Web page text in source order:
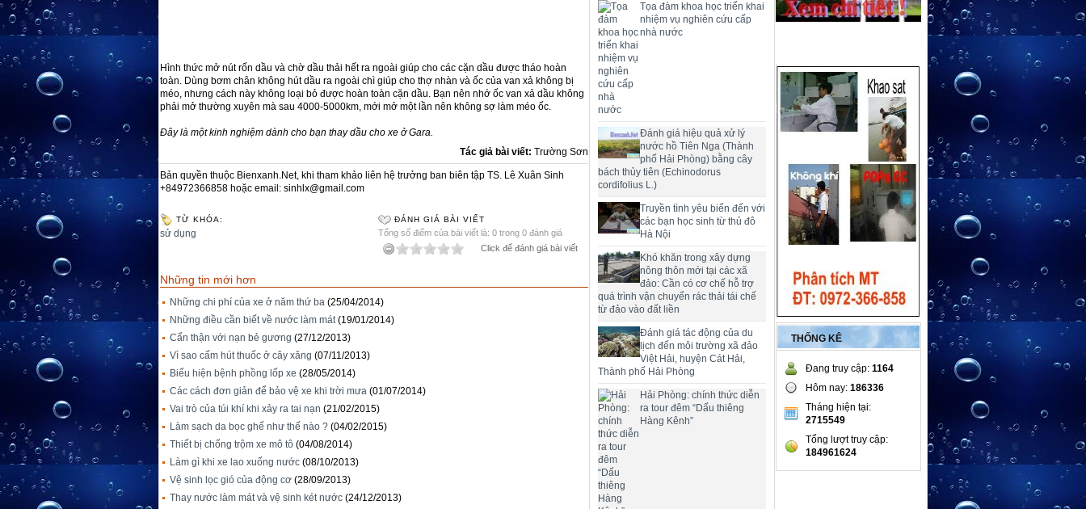
Hình thức mở nút rốn dầu và chờ dầu thải hết ra ngoài giúp cho các cặn dầu được tháo hoàn
toàn. Dùng bơm chân không hút dầu ra ngoài chì giúp cho thợ nhàn và ốc của van xả không bị
méo, nhưng cách này không loại bỏ được hoàn toàn cặn dầu. Bạn nên nhớ ốc van xả dầu không
phải mở thường xuyên mà sau 4000-5000km, mới mở một lần nên không sợ làm méo ốc.
Đây là một kinh nghiệm dành cho bạn thay dầu cho xe ở Gara.
Tác giả bài viết: Trường Sơn
Bản quyền thuộc Bienxanh.Net, khi tham khảo liên hệ trưởng ban biên tập TS. Lê Xuân Sinh
+84972366858 hoặc email: sinhlx@gmail.com
TỪ KHÓA:
sử dụng
ĐÁNH GIÁ BÀI VIẾT
Tổng số điểm của bài viết là: 0 trong 0 đánh giá
Click để đánh giá bài viết
Những tin mới hơn
Những chi phí của xe ở năm thứ ba (25/04/2014)
Những điều cần biết về nước làm mát (19/01/2014)
Cẩn thận với nạn bẻ gương (27/12/2013)
Vì sao cấm hút thuốc ở cây xăng (07/11/2013)
Biểu hiện bệnh phồng lốp xe (28/05/2014)
Các cách đơn giản để bảo vệ xe khi trời mưa (01/07/2014)
Vai trò của túi khí khi xảy ra tai nạn (21/02/2015)
Làm sạch da bọc ghế như thế nào ? (04/02/2015)
Thiết bị chống trộm xe mô tô (04/08/2014)
Làm gì khi xe lao xuống nước (08/10/2013)
Vệ sinh lọc gió của động cơ (28/09/2013)
Thay nước làm mát và vệ sinh két nước (24/12/2013)
Tọa đàm khoa học triển khai
nhiệm vụ nghiên cứu cấp
nhà nước
Đánh giá hiệu quả xử lý
nước hồ Tiên Nga (Thành
phố Hải Phòng) bằng cây
bách thủy tiên (Echinodorus
cordifolius L.)
Truyền tình yêu biển đến với
các bạn học sinh từ thủ đô
Hà Nội
Khó khăn trong xây dựng
nông thôn mới tại các xã
đảo: Cần có cơ chế hỗ trợ
quá trình vận chuyển rác thải tái chế
từ đảo vào đất liền
Đánh giá tác động của du
lịch đến môi trường xã đảo
Việt Hải, huyện Cát Hải,
Thành phố Hải Phòng
Hải Phòng: chính thức diễn
ra tour đêm “Dấu thiêng
Hàng Kênh”
THỐNG KÊ
Đang truy cập: 1164
Hôm nay: 186336
Tháng hiện tại:
2715549
Tổng lượt truy cập:
184961624